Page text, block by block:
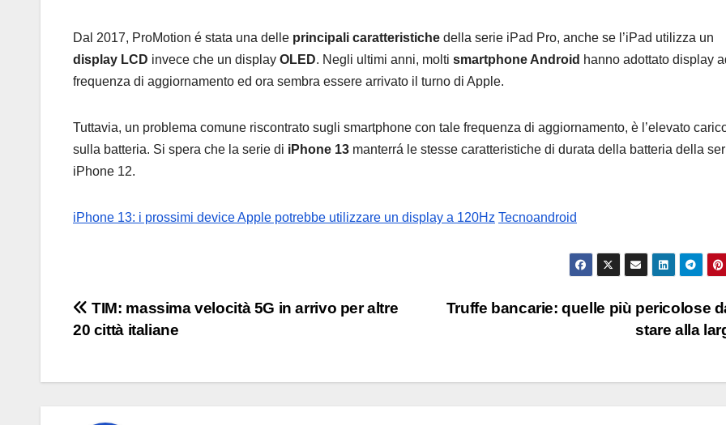
Dal 2017, ProMotion é stata una delle principali caratteristiche della serie iPad Pro, anche se l’iPad utilizza un
display LCD invece che un display OLED. Negli ultimi anni, molti smartphone Android hanno adottato display
frequenza di aggiornamento ed ora sembra essere arrivato il turno di Apple.
Tuttavia, un problema comune riscontrato sugli smartphone con tale frequenza di aggiornamento, è l’elevato
sulla batteria. Si spera che la serie di iPhone 13 manterrá le stesse caratteristiche di durata della batteria della
iPhone 12.
iPhone 13: i prossimi device Apple potrebbe utilizzare un display a 120Hz Tecnoandroid
Navigazione
Truffe bancarie: quelle più pericolose
stare alla
TIM: massima velocità 5G in arrivo per altre
20 città italiane
prezzi